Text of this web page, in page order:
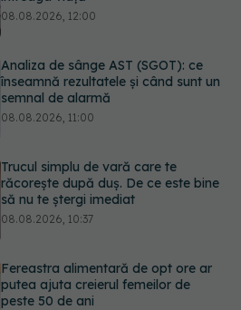
08.08.2026, 11:00
Trucul simplu de vară care te
răcorește după duș. De ce este bine
să nu te ștergi imediat
08.08.2026, 10:37
Fereastra alimentară de opt ore ar
putea ajuta creierul femeilor de
peste 50 de ani
08.08.2026, 10:00
Ceaiul care ajută organismul să
lupte cu inflamația. Poate regla
glicemia și colesterolul